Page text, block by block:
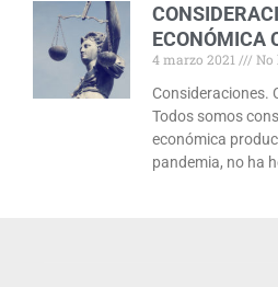
ECONÓMICA
4 marzo 2021
Consideraciones.
Todos somos
económica
pandemia, no ha